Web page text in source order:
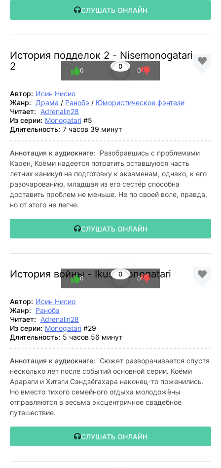
СЛУШАТЬ ОНЛАЙН
История подделок 2 - Nisemonogatari
2
0
0 0
Автор: Исин Нисио
Жанр:
Драма / Ранобэ / Юмористическое фэнтези
Читает:
Adrenalin28
Из серии: Monogatari #5
Длительность: 7 часов 39 минут
Аннотация к аудиокниге:
Разобравшись с проблемами
Карен, Коёми надеется потратить оставшуюся часть
летних каникул на подготовку к экзаменам, однако, к его
разочарованию, младшая из его сестёр способна
доставить проблем не меньше. Не по своей воле, правда,
но от этого не легче.
СЛУШАТЬ ОНЛАЙН
История войны - Ikusamonogatari
0
0 0
Автор: Исин Нисио
Жанр:
Ранобэ
Читает:
Adrenalin28
Из серии: Monogatari #29
Длительность: 5 часов 56 минут
Аннотация к аудиокниге: Сюжет разворачивается спустя
несколько лет после событий основной серии. Коёми
Арараги и Хитаги Сэндзёгахара наконец-то поженились.
Но вместо тихого семейного отдыха молодожёны
отправляются в весьма эксцентричное свадебное
путешествие.
СЛУШАТЬ ОНЛАЙН